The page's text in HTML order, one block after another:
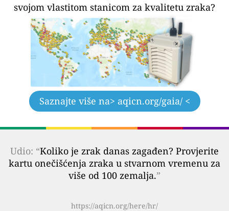
svojom vlastitom stanicom za kvalitetu zraka?
Saznajte više na> aqicn.org/gaia/ <
Udio: “Koliko je zrak danas zagađen? Provjerite
kartu onečišćenja zraka u stvarnom vremenu za
više od 100 zemalja.”
https://aqicn.org/here/hr/